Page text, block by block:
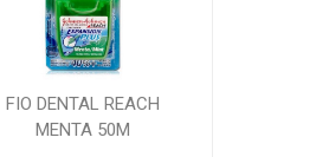
FIO DENTAL REACH
MENTA 50M